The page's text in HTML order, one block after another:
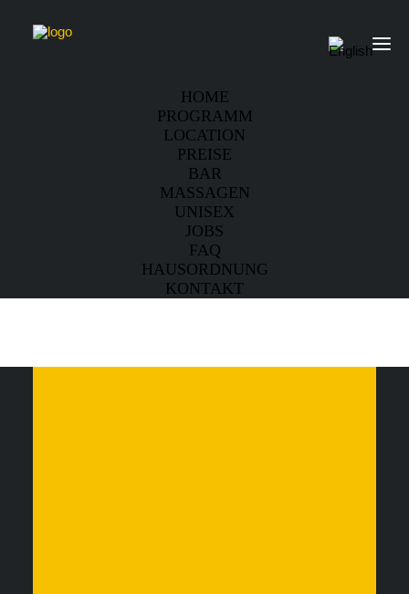
HOME
PROGRAMM
LOCATION
PREISE
BAR
MASSAGEN
UNISEX
JOBS
FAQ
HAUSORDNUNG
KONTAKT